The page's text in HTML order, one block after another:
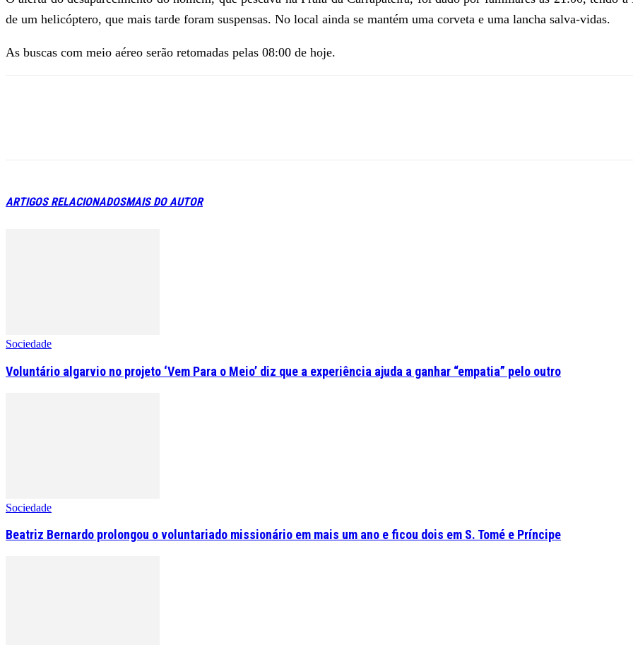
de um helicóptero, que mais tarde foram suspensas. No local ainda se mantém uma corveta e uma lancha salva-vidas.
As buscas com meio aéreo serão retomadas pelas 08:00 de hoje.
ARTIGOS RELACIONADOSMAIS DO AUTOR
Sociedade
Voluntário algarvio no projeto ‘Vem Para o Meio’ diz que a experiência ajuda a ganhar “empatia” pelo outro
Sociedade
Beatriz Bernardo prolongou o voluntariado missionário em mais um ano e ficou dois em S. Tomé e Príncipe